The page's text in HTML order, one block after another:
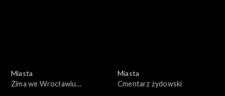
Miasta
Zima we Wrocławiu
Miasta
Cmentarz żydowski